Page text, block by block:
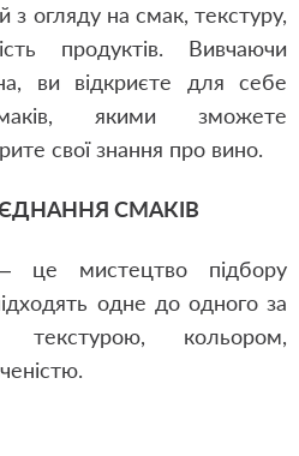
з огляду на смак, текстуру,
продуктів. Вивчаючи
ви відкриєте для себе
якими зможете
свої знання про вино.
СМАКІВ
це мистецтво підбору
одне до одного за
текстурою, кольором,